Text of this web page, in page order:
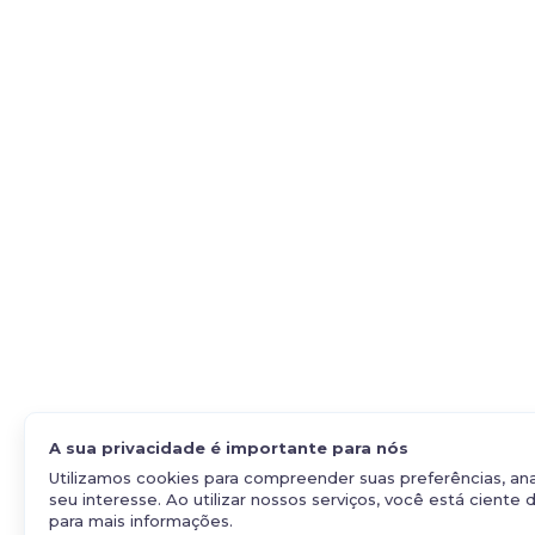
A sua privacidade é importante para nós
Utilizamos cookies para compreender suas preferências,
seu interesse. Ao utilizar nossos serviços, você está ciente
para mais informações.